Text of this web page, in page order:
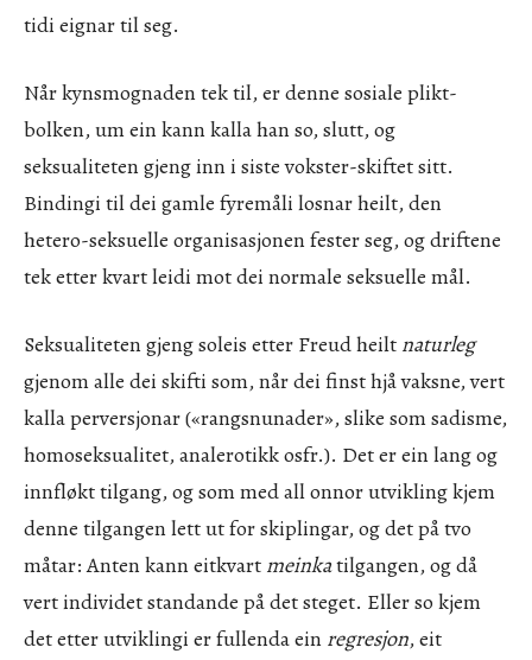
tidi eignar til seg.
Når kynsmognaden tek til, er denne sosiale plikt-
bolken, um ein kann kalla han so, slutt, og
seksualiteten gjeng inn i siste vokster-skiftet sitt.
Bindingi til dei gamle fyremåli losnar heilt, den
hetero-seksuelle organisasjonen fester seg, og driftene
tek etter kvart leidi mot dei normale seksuelle mål.
Seksualiteten gjeng soleis etter Freud heilt naturleg
gjenom alle dei skifti som, når dei finst hjå vaksne, vert
kalla perversjonar («rangsnunader», slike som sadisme,
homoseksualitet, analerotikk osfr.). Det er ein lang og
innfløkt tilgang, og som med all onnor utvikling kjem
denne tilgangen lett ut for skiplingar, og det på tvo
måtar: Anten kann eitkvart meinkatilgangen, og då
vert individet standande på det steget. Eller so kjem
det etter utviklingi er fullenda ein regresjon, eit